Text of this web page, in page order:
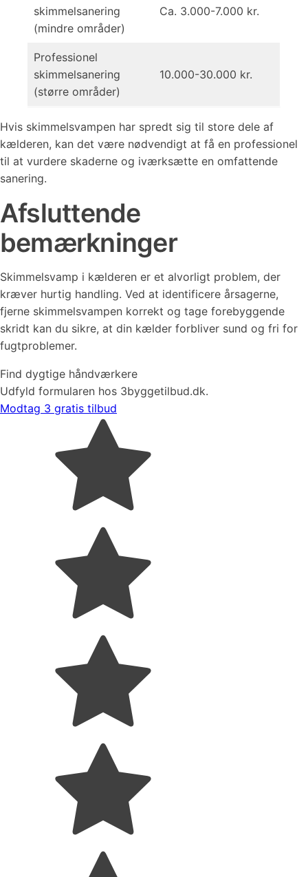
skimmelsanering
(mindre områder)
Ca. 3.000-7.000 kr.
Professionel
skimmelsanering
(større områder)
10.000-30.000 kr.
Hvis skimmelsvampen har spredt sig til store dele af
kælderen, kan det være nødvendigt at få en professionel
til at vurdere skaderne og iværksætte en omfattende
sanering.
Afsluttende
bemærkninger
Skimmelsvamp i kælderen er et alvorligt problem, der
kræver hurtig handling. Ved at identificere årsagerne,
fjerne skimmelsvampen korrekt og tage forebyggende
skridt kan du sikre, at din kælder forbliver sund og fri for
fugtproblemer.
Find dygtige håndværkere
Udfyld formularen hos 3byggetilbud.dk.
Modtag 3 gratis tilbud